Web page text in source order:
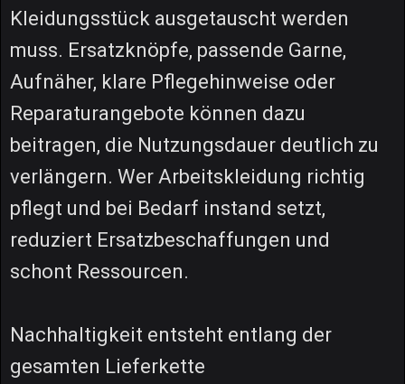
Kleidungsstück ausgetauscht werden
muss. Ersatzknöpfe, passende Garne,
Aufnäher, klare Pflegehinweise oder
Reparaturangebote können dazu
beitragen, die Nutzungsdauer deutlich zu
verlängern. Wer Arbeitskleidung richtig
pflegt und bei Bedarf instand setzt,
reduziert Ersatzbeschaffungen und
schont Ressourcen.
Nachhaltigkeit entsteht entlang der
gesamten Lieferkette